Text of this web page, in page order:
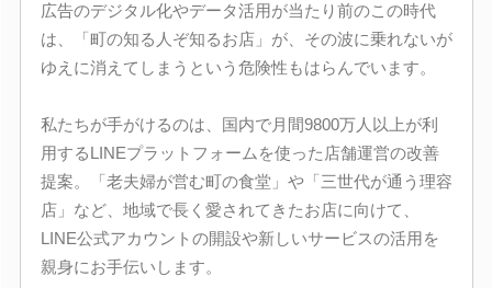
広告のデジタル化やデータ活用が当たり前のこの時代
は、「町の知る人ぞ知るお店」が、その波に乗れないが
ゆえに消えてしまうという危険性もはらんでいます。
私たちが手がけるのは、国内で月間9800万人以上が利
用するLINEプラットフォームを使った店舗運営の改善
提案。「老夫婦が営む町の食堂」や「三世代が通う理容
店」など、地域で長く愛されてきたお店に向けて、
LINE公式アカウントの開設や新しいサービスの活用を
親身にお手伝いします。